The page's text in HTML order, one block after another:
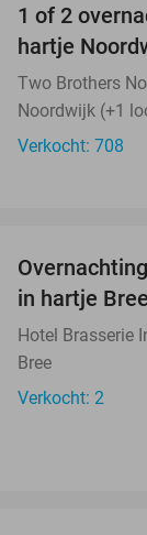
1 of 2
hartje
Two Brothers
Noordwijk (+1
Verkocht: 708
TODAY
in hartje Bree
Hotel Brasserie
Bree
Verkocht: 2